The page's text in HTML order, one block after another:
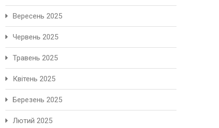
Вересень 2025
Червень 2025
Травень 2025
Квітень 2025
Березень 2025
Лютий 2025